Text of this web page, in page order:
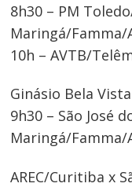
8h30 – PM
Maringá/Famma/
10h – AVTB/
Ginásio Bela Vista
9h30 – São José
Maringá/Famma/
AREC/Curitiba x